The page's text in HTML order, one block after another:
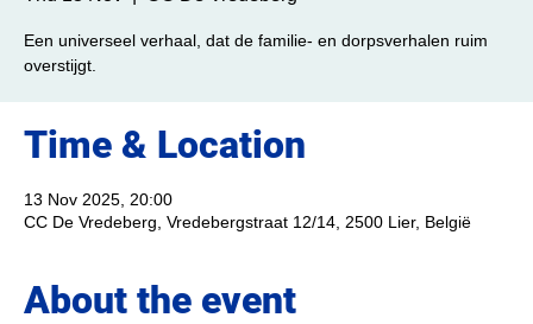
Een universeel verhaal, dat de familie- en dorpsverhalen ruim
overstijgt.
Time & Location
13 Nov 2025, 20:00
CC De Vredeberg, Vredebergstraat 12/14, 2500 Lier, België
About the event